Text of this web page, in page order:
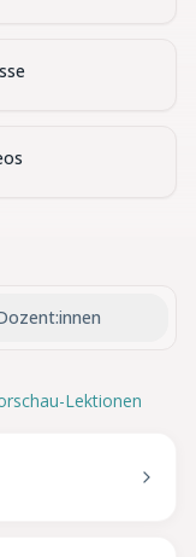
Lektionen